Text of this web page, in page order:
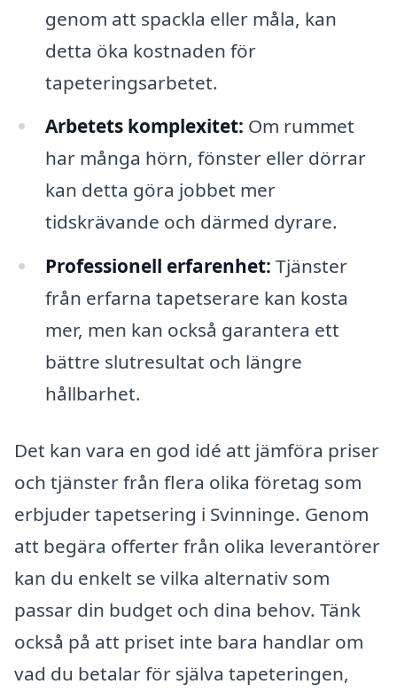
genom att spackla eller måla, kan
detta öka kostnaden för
tapeteringsarbetet.
Arbetets komplexitet: Om rummet
har många hörn, fönster eller dörrar
kan detta göra jobbet mer
tidskrävande och därmed dyrare.
Professionell erfarenhet: Tjänster
från erfarna tapetserare kan kosta
mer, men kan också garantera ett
bättre slutresultat och längre
hållbarhet.
Det kan vara en god idé att jämföra priser
och tjänster från flera olika företag som
erbjuder tapetsering i Svinninge. Genom
att begära offerter från olika leverantörer
kan du enkelt se vilka alternativ som
passar din budget och dina behov. Tänk
också på att priset inte bara handlar om
vad du betalar för själva tapeteringen,